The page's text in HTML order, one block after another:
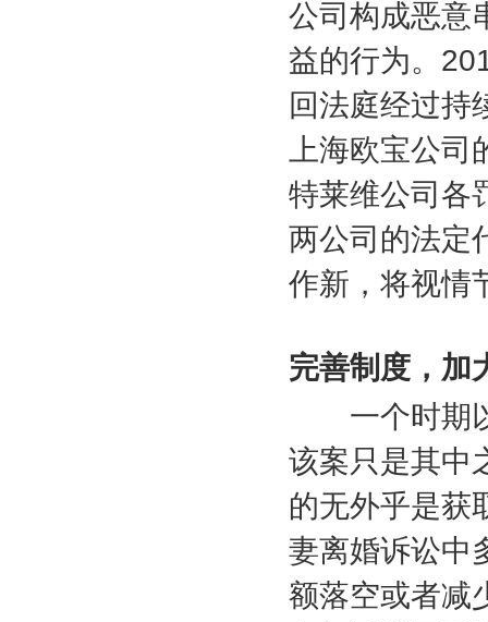
公司构成恶意
益的行为。
回法庭经过持
上海欧宝公
特莱维公司各
两公司的法定
作新，将视情
完善制度，加
一个时期以
该案只是其中
的无外乎是获
妻离婚诉讼中
额落空或者减